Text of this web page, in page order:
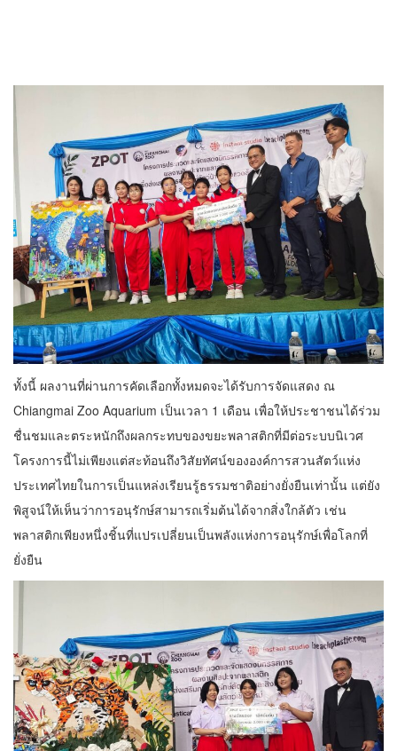
ทั้งนี้ ผลงานที่ผ่านการคัดเลือกทั้งหมดจะได้รับการจัดแสดง ณ
Chiangmai Zoo Aquarium เป็นเวลา 1 เดือน เพื่อให้ประชาชนได้ร่วม
ชื่นชมและตระหนักถึงผลกระทบของขยะพลาสติกที่มีต่อระบบนิเวศ
โครงการนี้ไม่เพียงแต่สะท้อนถึงวิสัยทัศน์ขององค์การสวนสัตว์แห่ง
ประเทศไทยในการเป็นแหล่งเรียนรู้ธรรมชาติอย่างยั่งยืนเท่านั้น แต่ยัง
พิสูจน์ให้เห็นว่าการอนุรักษ์สามารถเริ่มต้นได้จากสิ่งใกล้ตัว เช่น
พลาสติกเพียงหนึ่งชิ้นที่แปรเปลี่ยนเป็นพลังแห่งการอนุรักษ์เพื่อโลกที่
ยั่งยืน